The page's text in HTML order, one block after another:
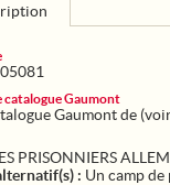
catalogue Gaumont
Gaumont de
PRISONNIERS
: Un camp